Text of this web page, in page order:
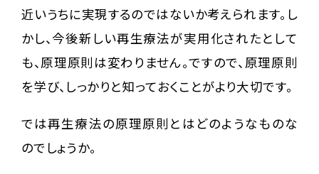
近いうちに実現するのではないか考えられます。し
かし、今後新しい再生療法が実用化されたとして
も、原理原則は変わりません。ですので、原理原則
を学び、しっかりと知っておくことがより大切です。
では再生療法の原理原則とはどのようなものな
のでしょうか。